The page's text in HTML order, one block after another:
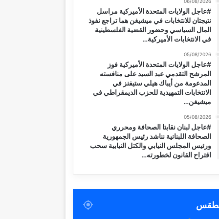
#عاجل الولايات المتحدة الأميركية مراسل
نتيجتان للانتخابات في ميشيغن هما تراجع نفوذ
المال السياسي وحضور القضية الفلسطينية
في الانتخابات الأميركية…
05/08/2026
#عاجل الولايات المتحدة الأميركية فوز
المرشح التقدمي عبد السيد على منافسته
المدعومة من أيباك هيلي ستيفنز في
الانتخابات التمهيدية للحزب الديمقراطي في
ميشيغن…
05/08/2026
#عاجل لبنان نقابتا الصحافة ومحرري
الصحافة اللبنانية نناشد رئيس الجمهورية
ورئيس المجلس النيابي والكتل النيابية سحب
اقتراح القانون لخطورته…